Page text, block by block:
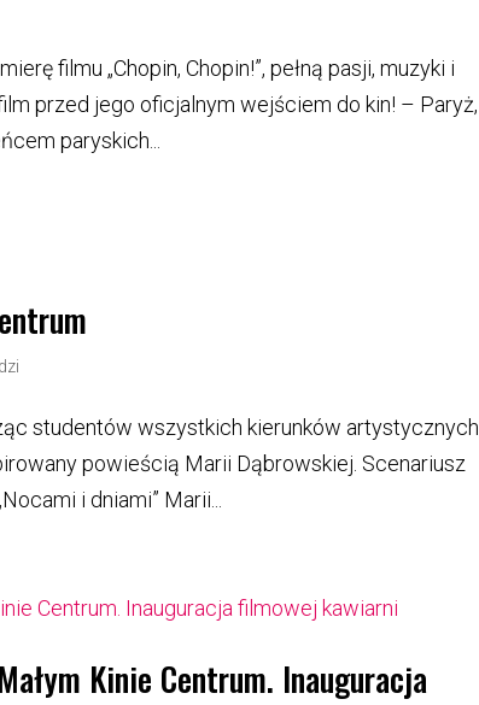
filmu „Chopin, Chopin!”, pełną pasji, muzyki i
przed jego oficjalnym wejściem do kin! – Paryż,
paryskich...
studentów wszystkich kierunków
powieścią Marii Dąbrowskiej. Scenariusz
i dniami” Marii...
Kinie Centrum. Inauguracja